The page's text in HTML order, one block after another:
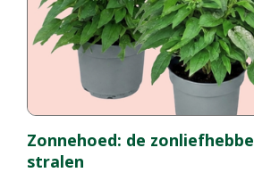
Zonnehoed: de
stralen